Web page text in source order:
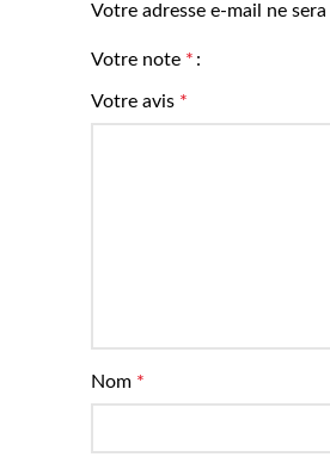
Votre adresse e-mail ne
Votre note *
Votre avis *
Nom *